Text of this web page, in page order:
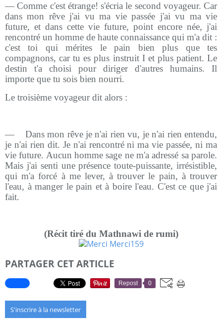
— Comme c'est étrange! s'écria le second voyageur. Car
dans mon rêve j'ai vu ma vie passée j'ai vu ma vie
future, et dans cette vie future, point encore née, j'ai
rencontré un homme de haute connaissance qui m'a dit :
c'est toi qui mérites le pain bien plus que tes
compagnons, car tu es plus instruit I et plus patient. Le
destin t'a choisi pour diriger d'autres humains. Il
importe que tu sois bien nourri.
Le troisième voyageur dit alors :
—
Dans mon rêve je n'ai rien vu, je n'ai rien entendu,
je n'ai rien dit. Je n'ai rencontré ni ma vie passée, ni ma
vie future. Aucun homme sage ne m'a adressé sa parole.
Mais j'ai senti une présence toute-puissante, irrésistible,
qui m'a forcé à me lever, à trouver le pain, à trouver
l'eau, à manger le pain et à boire l'eau. C'est ce que j'ai
fait.
(Récit tiré du Mathnawi de rumi)
PARTAGER CET ARTICLE
Repost 0
S'inscrire à la newsletter